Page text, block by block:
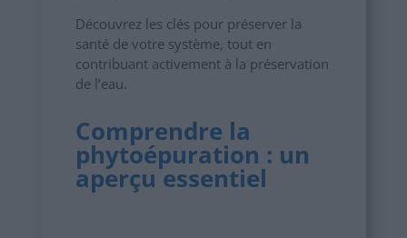
Découvrez les clés pour préserver la
santé de votre système, tout en
contribuant activement à la préservation
de l’eau.
Comprendre la
phytoépuration : un
aperçu essentiel